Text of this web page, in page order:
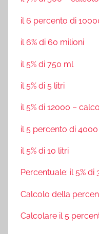
il 6 percento di
il 6% di 60 milioni
il 5% di 750 ml
il 5% di 5 litri
il 5% di 12000 –
il 5 percento di 4000
il 5% di 10 litri
Percentuale: il 5% di
Calcolo della
Calcolare il 5